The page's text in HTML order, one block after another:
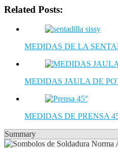
Related Posts:
MEDIDAS DE LA
MEDIDAS JAULA DE
MEDIDAS DE PRENSA
Summary